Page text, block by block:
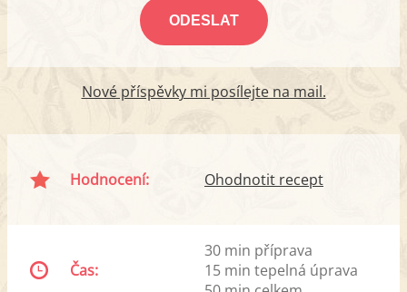
Nové příspěvky mi posílejte na mail.
Hodnocení: Ohodnotit recept
Čas:
30 min příprava
15 min tepelná úprava